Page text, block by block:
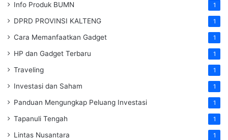
Info Produk BUMN 1
DPRD PROVINSI KALTENG 1
Cara Memanfaatkan Gadget 1
HP dan Gadget Terbaru 1
Traveling 1
Investasi dan Saham 1
Panduan Mengungkap Peluang Investasi 1
Tapanuli Tengah 1
Lintas Nusantara 1